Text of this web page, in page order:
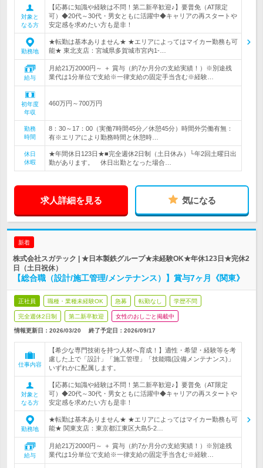
対象と
なる方
【応募に知識や経験は不問！第二新卒歓迎♪】要普免（AT限定
可）◆20代～30代・男女ともに活躍中◆キャリアの再スタートや
安定感を求めたい方も是非！
勤務地
★転勤は基本ありません★ ★エリアによってはマイカー勤務も可
能★ 東北支店：宮城県多賀城市宮内1-…
給与
月給21万2000円～ ＋ 賞与（約7か月分の支給実績！）※別途残
業代は1分単位で支給※一律支給の固定手当含む※経験…
初年度
年収
460万円～700万円
勤務
時間
8：30～17：00（実働7時間45分／休憩45分）時間外労働有無：
有※エリアにより勤務時間と休憩時…
休日
休暇
★年間休日123日★■完全週休2日制（土日休み）└年2回土曜日出
勤があります。 休日出勤となった場合…
求人詳細を見る 気になる
新着
株式会社スガテック | ★日本製鉄グループ★未経験OK★年休123日★完休2
日（土日祝休）
【総合職（設計/施工管理/メンテナンス）】賞与7ヶ月《関東》
正社員 職種・業種未経験OK 急募 転勤なし 学歴不問
完全週休2日制 第二新卒歓迎 女性のおしごと掲載中
情報更新日：2026/03/20 終了予定日： 2026/09/17
仕事内容
【希少な専門技術を持つ人材へ育成！】適性・希望・経験等を考
慮した上で「設計」「施工管理」「技能職(設備メンテナンス)」
いずれかに配属します。
対象と
なる方
【応募に知識や経験は不問！第二新卒歓迎♪】要普免（AT限定
可）◆20代～30代・男女ともに活躍中◆キャリアの再スタートや
安定感を求めたい方も是非！
勤務地
★転勤は基本ありません★ ★エリアによってはマイカー勤務も可
能★ 関東支店：東京都江東区大島5-2…
給与
月給21万2000円～ ＋ 賞与（約7か月分の支給実績！）※別途残
業代は1分単位で支給※一律支給の固定手当含む※経験…